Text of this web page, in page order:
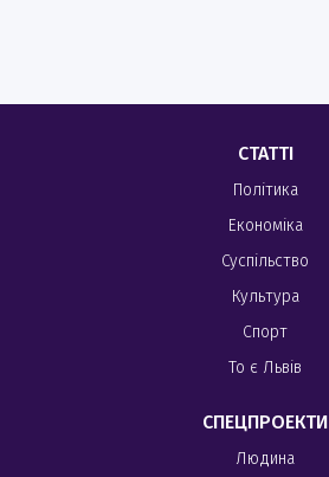
СТАТТІ
Політика
Економіка
Суспільство
Культура
Спорт
То є Львів
СПЕЦПРОЕКТИ
Людина